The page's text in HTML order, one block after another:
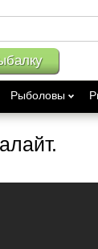
Рыболовы